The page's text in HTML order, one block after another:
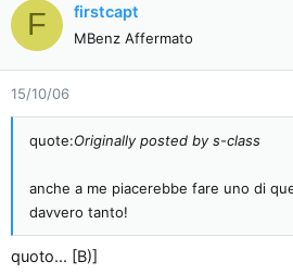
F firstcapt
MBenz Affermato
15/10/06
quote:Originally posted by s-class
anche a me piacerebbe fare uno di
davvero tanto!
quoto... [B)]